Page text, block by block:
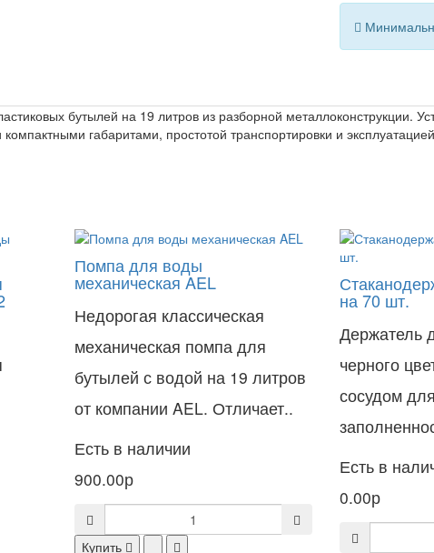
бутылей на 19 литров из разборной металлоконструкции.
габаритами, простотой транспортировки и
Помпа для воды
механическая AEL
Недорогая классическая
механическая помпа для
бутылей с водой на 19 литров
от компании AEL. Отличает..
Есть в наличии
900.00р
Купить
на 70 шт.
Держатель
черного
сосудом
Есть в
0.00р